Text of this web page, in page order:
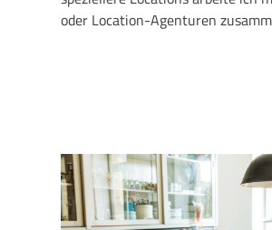
oder Location-Agenturen